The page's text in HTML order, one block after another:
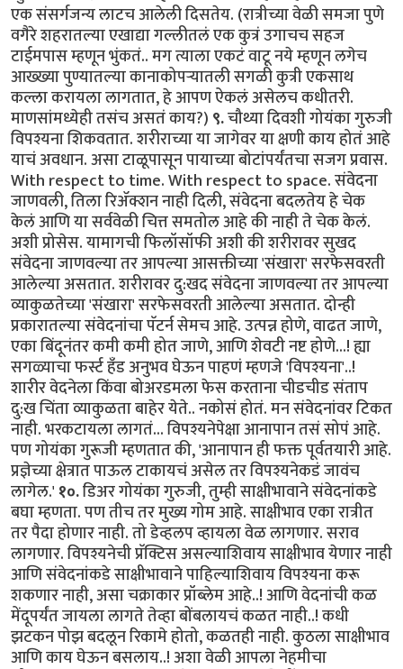
एक संसर्गजन्य लाटच आलेली दिसतेय. (रात्रीच्या वेळी समजा पुणे
वगैरे शहरातल्या एखाद्या गल्लीतलं एक कुत्रं उगाचच सहज
टाईमपास म्हणून भुंकतं..‌ मग त्याला एकटं वाटू नये म्हणून लगेच
आख्ख्या पुण्यातल्या कानाकोपऱ्यातली सगळी कुत्री एकसाथ
कल्ला करायला लागतात, हे आपण ऐकलं असेलच कधीतरी.
माणसांमध्येही तसंच असतं काय?)९.चौथ्या दिवशी गोयंका गुरुजी
विपश्यना शिकवतात. शरीराच्या या जागेवर या क्षणी काय होतं आहे
याचं अवधान. असा टाळूपासून पायाच्या बोटांपर्यंतचा सजग प्रवास.
With respect to time. With respect to space. संवेदना
जाणवली, तिला रिॲक्शन नाही दिली, संवेदना बदलतेय हे चेक
केलं आणि या सर्ववेळी चित्त समतोल आहे की नाही ते चेक केलं.
अशी प्रोसेस. यामागची फिलॉसॉफी अशी की शरीरावर सुखद
संवेदना जाणवल्या तर आपल्या आसक्तीच्या 'संखारा' सरफेसवरती
आलेल्या असतात. शरीरावर दु:खद संवेदना जाणवल्या तर आपल्या
व्याकुळतेच्या 'संखारा' सरफेसवरती आलेल्या असतात. दोन्ही
प्रकारातल्या संवेदनांचा पॅटर्न सेमच आहे. उत्पन्न होणे, वाढत जाणे,
एका बिंदूनंतर कमी कमी होत जाणे, आणि शेवटी नष्ट होणे...! ह्या
सगळ्याचा फर्स्ट हॅंड अनुभव घेऊन पाहणं म्हणजे 'विपश्यना'..!
शारीर वेदनेला किंवा बोअरडमला फेस करताना चीडचीड संताप
दु:ख चिंता व्याकुळता बाहेर येते.. नकोसं होतं. मन संवेदनांवर टिकत
नाही. भरकटायला लागतं... विपश्यनेपेक्षा आनापान तसं सोपं आहे.
पण गोयंका गुरूजी म्हणतात की, 'आनापान ही फक्त पूर्वतयारी आहे.
प्रज्ञेच्या क्षेत्रात पाऊल टाकायचं असेल तर विपश्यनेकडं जावंच
लागेल.'१०.डिअर गोयंका गुरुजी, तुम्ही साक्षीभावाने संवेदनांकडे
बघा म्हणता. पण तीच तर मुख्य गोम आहे. साक्षीभाव एका रात्रीत
तर पैदा होणार नाही. तो डेव्हलप व्हायला वेळ लागणार. सराव
लागणार. विपश्यनेची प्रॅक्टिस असल्याशिवाय साक्षीभाव येणार नाही
आणि संवेदनांकडे साक्षीभावाने पाहिल्याशिवाय विपश्यना करू
शकणार नाही, असा चक्राकार प्रॉब्लेम आहे..! आणि वेदनांची कळ
मेंदूपर्यंत जायला लागते तेव्हा बोंबलायचं कळत नाही..! कधी
झटकन पोझ बदलून रिकामे होतो, कळतही नाही. कुठला साक्षीभाव
आणि काय घेऊन बसलाय..! अशा वेळी आपला नेहमीचा